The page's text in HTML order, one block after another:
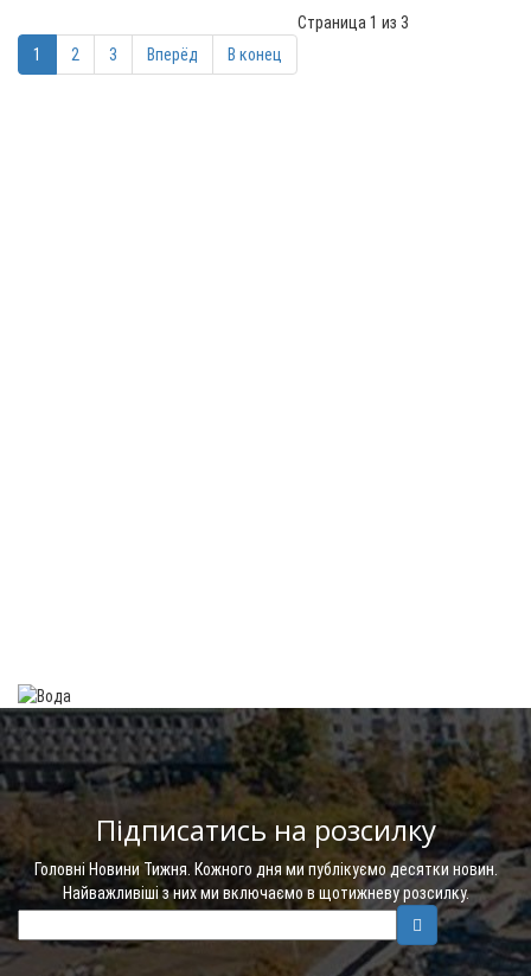
Страница 1 из 3
1
2 3 Вперёд В конец
Підписатись на розсилку
Головні Новини Тижня. Кожного дня ми публікуємо десятки новин.
Найважливіші з них ми включаємо в щотижневу розсилку.